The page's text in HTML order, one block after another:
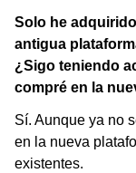
Solo he
antigua
¿Sigo teniendo
compré en la
Sí. Aunque ya no
en la nueva
existentes.